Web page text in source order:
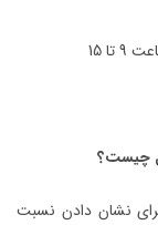
15
مادر برای نشان دادن نسبت